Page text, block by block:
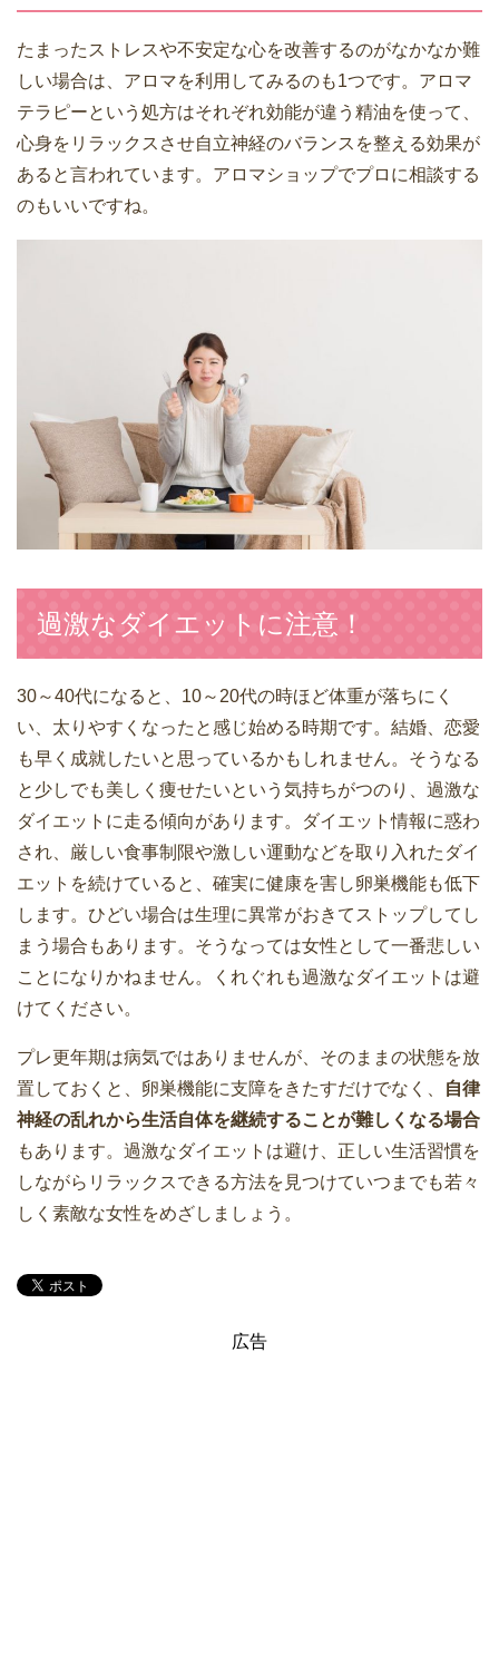
たまったストレスや不安定な心を改善するのがなかなか難
しい場合は、アロマを利用してみるのも1つです。アロマ
テラピーという処方はそれぞれ効能が違う精油を使って、
心身をリラックスさせ自立神経のバランスを整える効果が
あると言われています。アロマショップでプロに相談する
のもいいですね。
過激なダイエットに注意！
30～40代になると、10～20代の時ほど体重が落ちにく
い、太りやすくなったと感じ始める時期です。結婚、恋愛
も早く成就したいと思っているかもしれません。そうなる
と少しでも美しく痩せたいという気持ちがつのり、過激な
ダイエットに走る傾向があります。ダイエット情報に惑わ
され、厳しい食事制限や激しい運動などを取り入れたダイ
エットを続けていると、確実に健康を害し卵巣機能も低下
します。ひどい場合は生理に異常がおきてストップしてし
まう場合もあります。そうなっては女性として一番悲しい
ことになりかねません。くれぐれも過激なダイエットは避
けてください。
プレ更年期は病気ではありませんが、そのままの状態を放
置しておくと、卵巣機能に支障をきたすだけでなく、
自律
神経の乱れから生活自体を継続することが難しくなる場合
もあります。過激なダイエットは避け、正しい生活習慣を
しながらリラックスできる方法を見つけていつまでも若々
しく素敵な女性をめざしましょう。
広告